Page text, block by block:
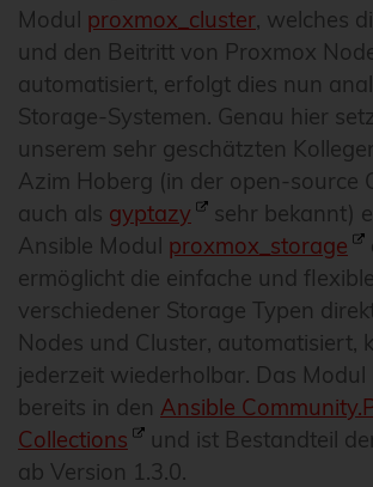
Modul proxmox_cluster, welches
und den Beitritt von Proxmox
automatisiert, erfolgt dies nun
Storage-Systemen. Genau hier
unserem sehr geschätzten
Azim Hoberg (in der open-source
auch als gyptazy
sehr bekannt)
Ansible Modul proxmox_storage
ermöglicht die einfache und
verschiedener Storage Typen
Nodes und Cluster, automatisiert,
jederzeit wiederholbar. Das Modul
bereits in den Ansible
Collections
und ist Bestandteil
ab Version 1.3.0.